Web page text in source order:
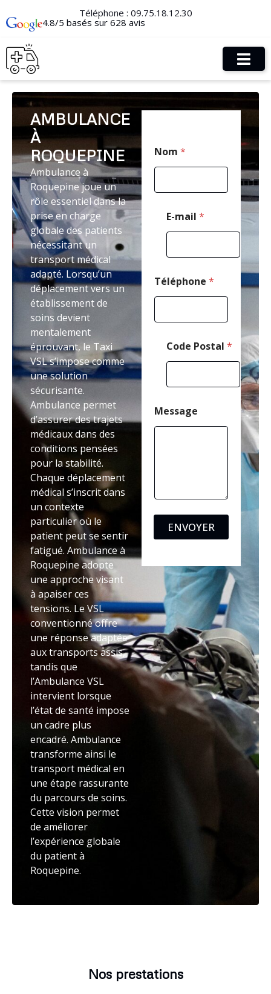
Téléphone : 09.75.18.12.30
4.8/5 basés sur 628 avis
AMBULANCE
À
ROQUEPINE
Ambulance à
Roquepine joue un
rôle essentiel dans la
prise en charge
globale des patients
nécessitant un
transport médical
adapté. Lorsqu’un
déplacement vers un
établissement de
soins devient
mentalement
éprouvant, le Taxi
VSL s’impose comme
une solution
sécurisante.
Ambulance permet
d’assurer des trajets
médicaux dans des
conditions pensées
pour la stabilité.
Chaque déplacement
médical s’inscrit dans
un contexte
particulier où le
patient peut se sentir
fatigué. Ambulance à
Roquepine adopte
une approche visant
à apaiser ces
tensions. Le VSL
conventionné offre
une réponse adaptée
aux transports assis,
tandis que
l’Ambulance VSL
intervient lorsque
l’état de santé impose
un cadre plus
encadré. Ambulance
transforme ainsi le
transport médical en
une étape rassurante
du parcours de soins.
Cette vision permet
de améliorer
l’expérience globale
du patient à
Roquepine.
Nom *
E-mail *
Téléphone *
Code Postal *
C
o
d
e
M
e
s
M
e
s
g
e
Message
ENVOYER
Nos prestations